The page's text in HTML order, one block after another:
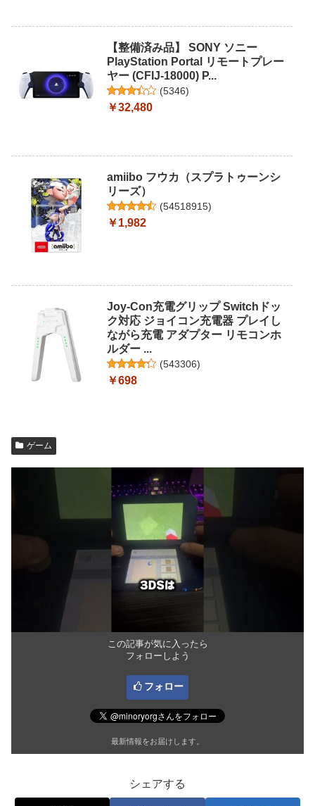
【整備済み品】 SONY ソニー
PlayStation Portal リモートプレー
ヤー (CFIJ-18000) P...
(5346)
￥32,480
amiibo フウカ（スプラトゥーンシ
リーズ）
(54518915)
￥1,982
Joy-Con充電グリップ Switchドッ
ク対応 ジョイコン充電器 プレイし
ながら充電 アダプター リモコンホ
ルダー ...
(543306)
￥698
ゲーム
この記事が気に入ったら
フォローしよう
フォロー
最新情報をお届けします。
シェアする